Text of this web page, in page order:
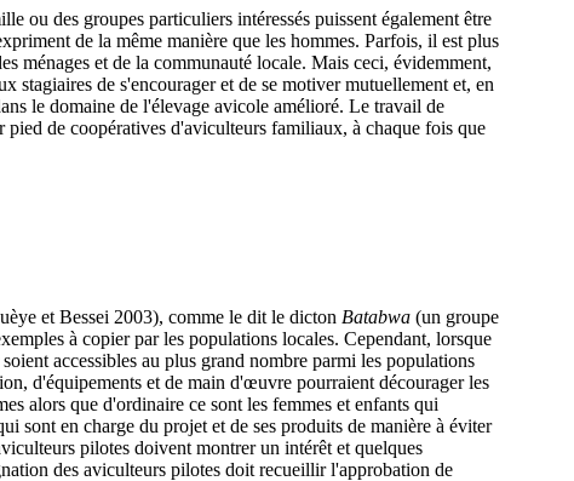
ou des groupes particuliers intéressés puissent également être
de la même manière que les hommes. Parfois, il est plus
ménages et de la communauté locale. Mais ceci, évidemment,
de s'encourager et de se motiver mutuellement et, en
le domaine de l'élevage avicole amélioré. Le travail de
de coopératives d'aviculteurs familiaux, à chaque fois que
et Bessei 2003), comme le dit le dicton Batabwa (un groupe
à copier par les populations locales. Cependant, lorsque
accessibles au plus grand nombre parmi les populations
d'équipements et de main d'œuvre pourraient décourager les
alors que d'ordinaire ce sont les femmes et enfants qui
sont en charge du projet et de ses produits de manière à éviter
pilotes doivent montrer un intérêt et quelques
des aviculteurs pilotes doit recueillir l'approbation de